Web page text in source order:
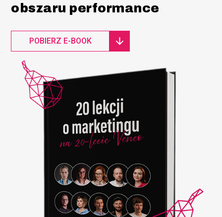
obszaru performance
POBIERZ E-BOOK